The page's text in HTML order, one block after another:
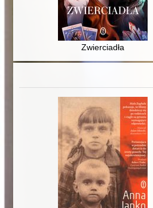
Zwierciadła